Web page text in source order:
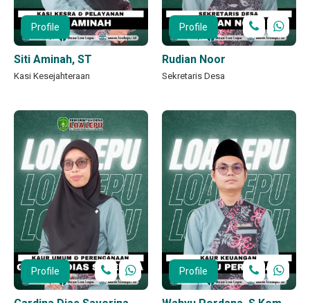
Profile
Siti Aminah, ST
Kasi Kesejahteraan
Profile
Rudian Noor
Sekretaris Desa
Profile Profile